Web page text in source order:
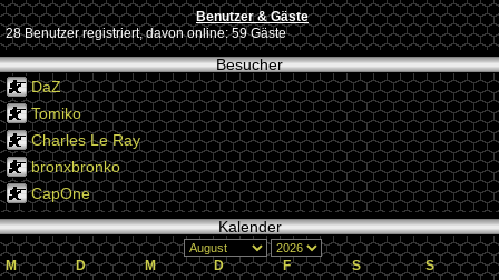
Benutzer & Gäste
28 Benutzer registriert, davon online: 59 Gäste
Besucher
DaZ
Tomiko
Charles Le Ray
bronxbronko
CapOne
Kalender
M D M D F S S